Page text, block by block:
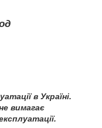
в Україні.
вимагає